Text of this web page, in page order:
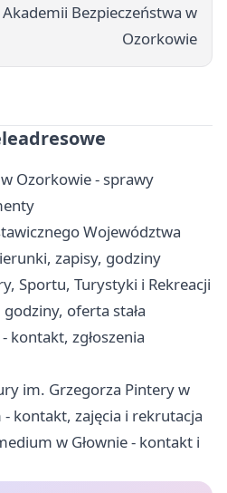
Akademii Bezpieczeństwa w
Ozorkowie
Ozorkowie - sprawy
Województwa
zapisy, godziny
Sportu, Turystyki i Rekreacji
oferta stała
kontakt, zgłoszenia
im. Grzegorza Pintery w
kontakt, zajęcia i rekrutacja
w Głownie - kontakt i